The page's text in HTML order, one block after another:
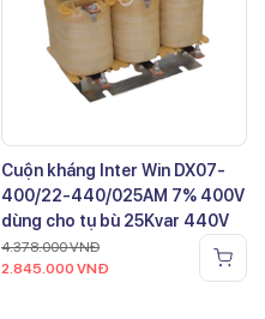
Cuộn kháng Inter Win DX07-
400/22-440/025AM 7% 400V
dùng cho tụ bù 25Kvar 440V
4.378.000VNĐ
2.845.000 VNĐ